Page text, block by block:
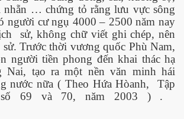
nhẵn … chứng tỏ rằng lưu vực sông
người cư ngụ 4000 – 2500 năm nay
sử, không chữ viết ghi chép, nên
Trước thời vương quốc Phù Nam,
người tiền phong đến khai thác hạ
Nai, tạo ra một nền văn minh hái
nước nữa ( Theo Hứa Hòanh,
Tập
69 và 70, năm 2003 ) .